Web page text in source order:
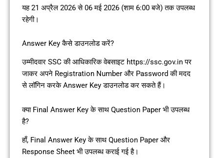
यह 21 अप्रैल 2026 से 06 मई 2026 (शाम 6:00 बजे) तक उपलब्ध
रहेगी।
Answer Key कैसे डाउनलोड करें?
उम्मीदवार SSC की आधिकारिक वेबसाइट https://ssc.gov.in पर
जाकर अपने Registration Number और Password की मदद
से लॉगिन करके Answer Key डाउनलोड कर सकते हैं।
क्या Final Answer Key के साथ Question Paper भी उपलब्ध
है?
हाँ, Final Answer Key के साथ Question Paper और
Response Sheet भी उपलब्ध कराई गई है।